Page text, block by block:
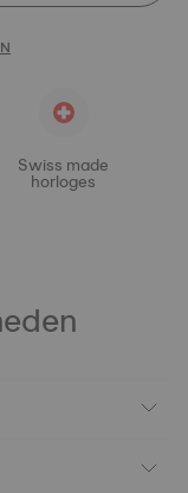
Swiss made
horloges